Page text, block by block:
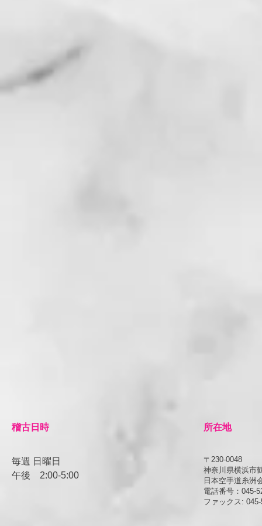
​稽古日時
毎週 日曜日
午後 ​2:00-5:00
所在地
〒230-0048
神奈川県横浜市
日本空手道糸洲
電話番号：045-
ファックス: